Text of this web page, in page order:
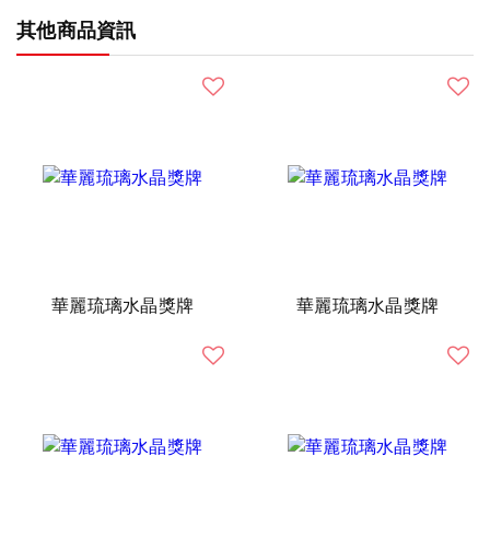
其他商品資訊
華麗琉璃水晶獎牌 華麗琉璃水晶獎牌